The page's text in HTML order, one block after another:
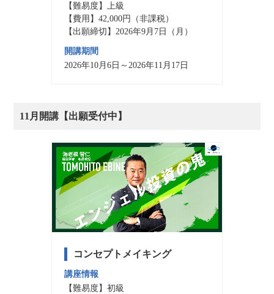
【難易度】上級
【費用】42,000円（非課税）
【出願締切】2026年9月7日（月）
開講期間
2026年10月6日～2026年11月17日
11月開講【出願受付中】
コンセプトメイキング
講座情報
【難易度】初級